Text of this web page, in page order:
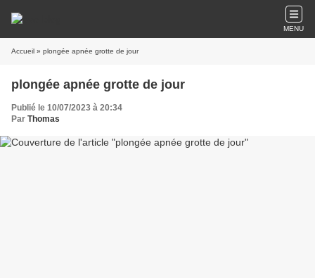
MENU
Accueil » plongée apnée grotte de jour
plongée apnée grotte de jour
Publié le 10/07/2023 à 20:34
Par Thomas